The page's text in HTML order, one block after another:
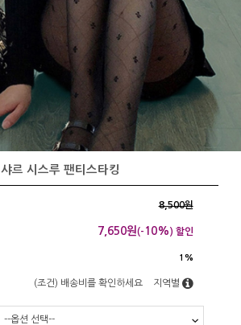
샤르 시스루 팬티스타킹
8,500원
7,650원(- 10%) 할인
1%
(조건) 배송비를 확인하세요 지역별